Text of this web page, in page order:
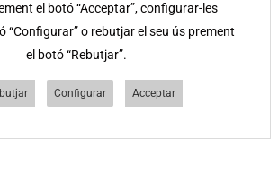
el botó “Acceptar”, configurar-les
“Configurar” o rebutjar el seu ús prement
el botó “Rebutjar”.
Configurar Acceptar